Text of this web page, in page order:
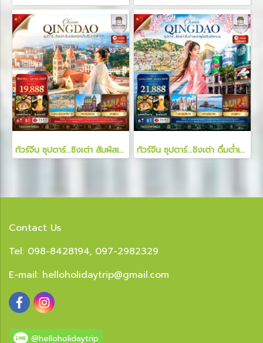
ทัวร์จีน ซุปตาร์...ชิงเต่า สัมผัสเสน่ห์ยุโรป 6 วัน 5 คืน ทัวร์จีน ซุปตาร์...ชิงเต่า ดื่มด่ำเสน่ห์ยุโรปริมฝั่งทะเล 6 วัน 5 คืน
Contact Us
Tel: 098-8428194, 097-2982329
E-mail: helloholidaytrip@gmail.com
@helloholidaytrip